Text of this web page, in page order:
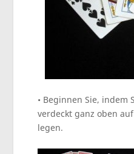
• Beginnen Sie, indem
verdeckt ganz oben
legen.